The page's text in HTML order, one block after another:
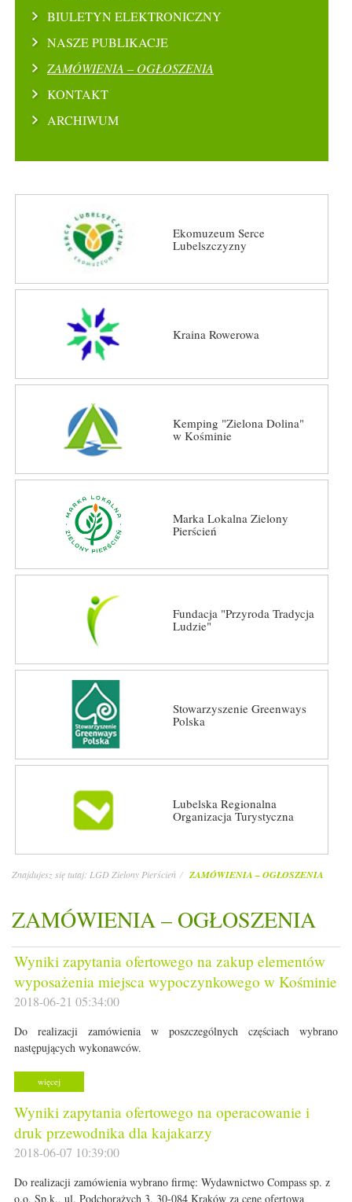
BIULETYN ELEKTRONICZNY
NASZE PUBLIKACJE
ZAMÓWIENIA – OGŁOSZENIA
KONTAKT
ARCHIWUM
Ekomuzeum Serce
Lubelszczyzny
Kraina Rowerowa
Kemping "Zielona Dolina"
w Kośminie
Marka Lokalna Zielony
Pierścień
Fundacja "Przyroda Tradycja
Ludzie"
Stowarzyszenie Greenways
Polska
Lubelska Regionalna
Organizacja Turystyczna
Znajdujesz się tutaj: LGD Zielony Pierścień ZAMÓWIENIA – OGŁOSZENIA
ZAMÓWIENIA – OGŁOSZENIA
Wyniki zapytania ofertowego na zakup elementów
wyposażenia miejsca wypoczynkowego w Kośminie
2018-06-21 05:34:00
Do realizacji zamówienia w poszczególnych częściach wybrano
następujących wykonawców.
więcej
Wyniki zapytania ofertowego na operacowanie i
druk przewodnika dla kajakarzy
2018-06-07 10:39:00
Do realizacji zamówienia wybrano firmę: Wydawnictwo Compass sp. z
o.o. Sp.k., ul. Podchorążych 3, 30-084 Kraków za cenę ofertową